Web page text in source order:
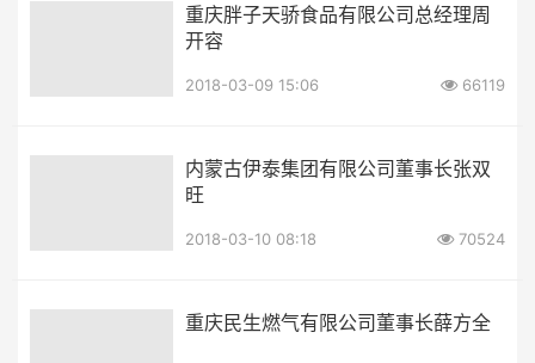
重庆胖子天骄食品有限公司总经理周
开容
2018-03-09 15:06 66119
内蒙古伊泰集团有限公司董事长张双
旺
2018-03-10 08:18 70524
重庆民生燃气有限公司董事长薛方全